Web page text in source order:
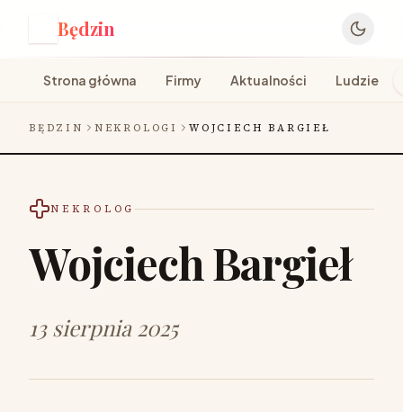
Będzin
Strona główna Firmy Aktualności Ludzie
BĘDZIN NEKROLOGI WOJCIECH BARGIEŁ
NEKROLOG
Wojciech Bargieł
13 sierpnia 2025